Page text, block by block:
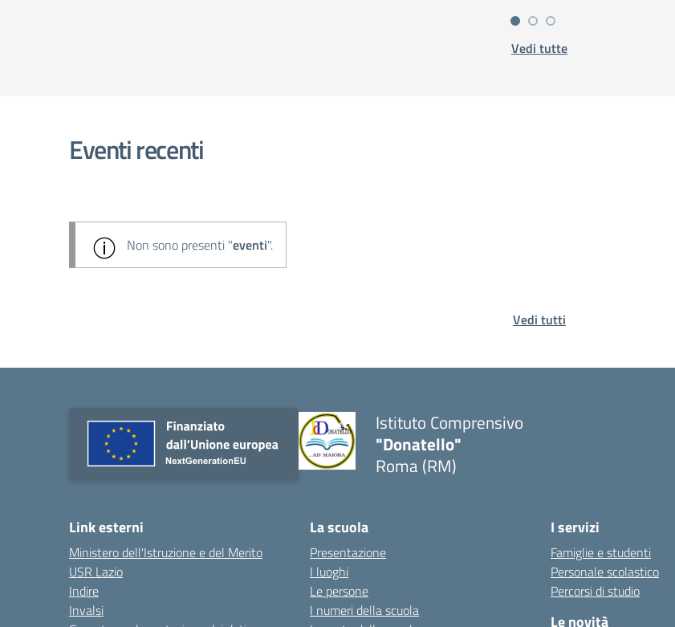
Vedi tutte
Eventi recenti
Non sono presenti "eventi".
Vedi tutti
Istituto Comprensivo
"Donatello"
Roma (RM)
Link esterni
Ministero dell'Istruzione e del Merito
USR Lazio
Indire
Invalsi
La scuola
Presentazione
I luoghi
Le persone
I numeri della scuola
I servizi
Famiglie e studenti
Personale scolastico
Percorsi di studio
Le novità